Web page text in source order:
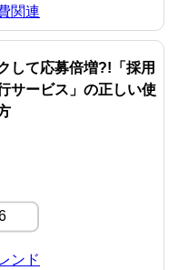
関連
して応募倍増?!「採用
サービス」の正しい使
ンド